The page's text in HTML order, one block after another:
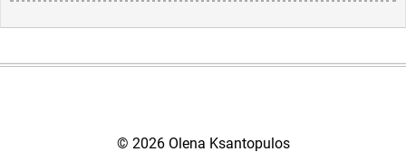
© 2026 Olena Ksantopulos